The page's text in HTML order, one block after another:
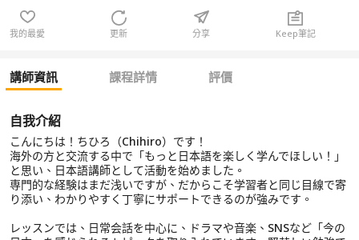
我的最愛 更新 分享 Keep筆記
講師資訊 課程詳情 評價
自我介紹
こんにちは！ちひろ（Chihiro）です！
海外の方と交流する中で「もっと日本語を楽しく学んでほしい！」
と思い、日本語講師として活動を始めました。
専門的な経験はまだ浅いですが、だからこそ学習者と同じ目線で寄
り添い、わかりやすく丁寧にサポートできるのが強みです。
レッスンでは、日常会話を中心に、ドラマや音楽、SNSなど「今の